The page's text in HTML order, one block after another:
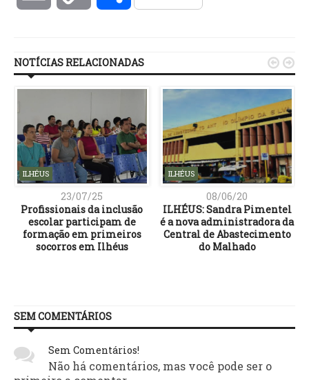
NOTÍCIAS RELACIONADAS
ILHÉUS
23/07/25
Profissionais da inclusão
escolar participam de
formação em primeiros
socorros em Ilhéus
ILHÉUS
08/06/20
ILHÉUS: Sandra Pimentel
é a nova administradora da
Central de Abastecimento
do Malhado
 
SEM COMENTÁRIOS
Sem Comentários!
Não há comentários, mas você pode ser o